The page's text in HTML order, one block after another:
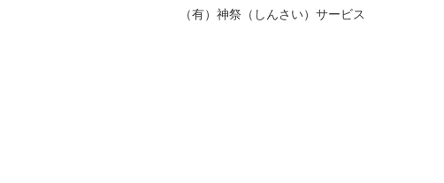
（有）神祭（しんさい）サービス